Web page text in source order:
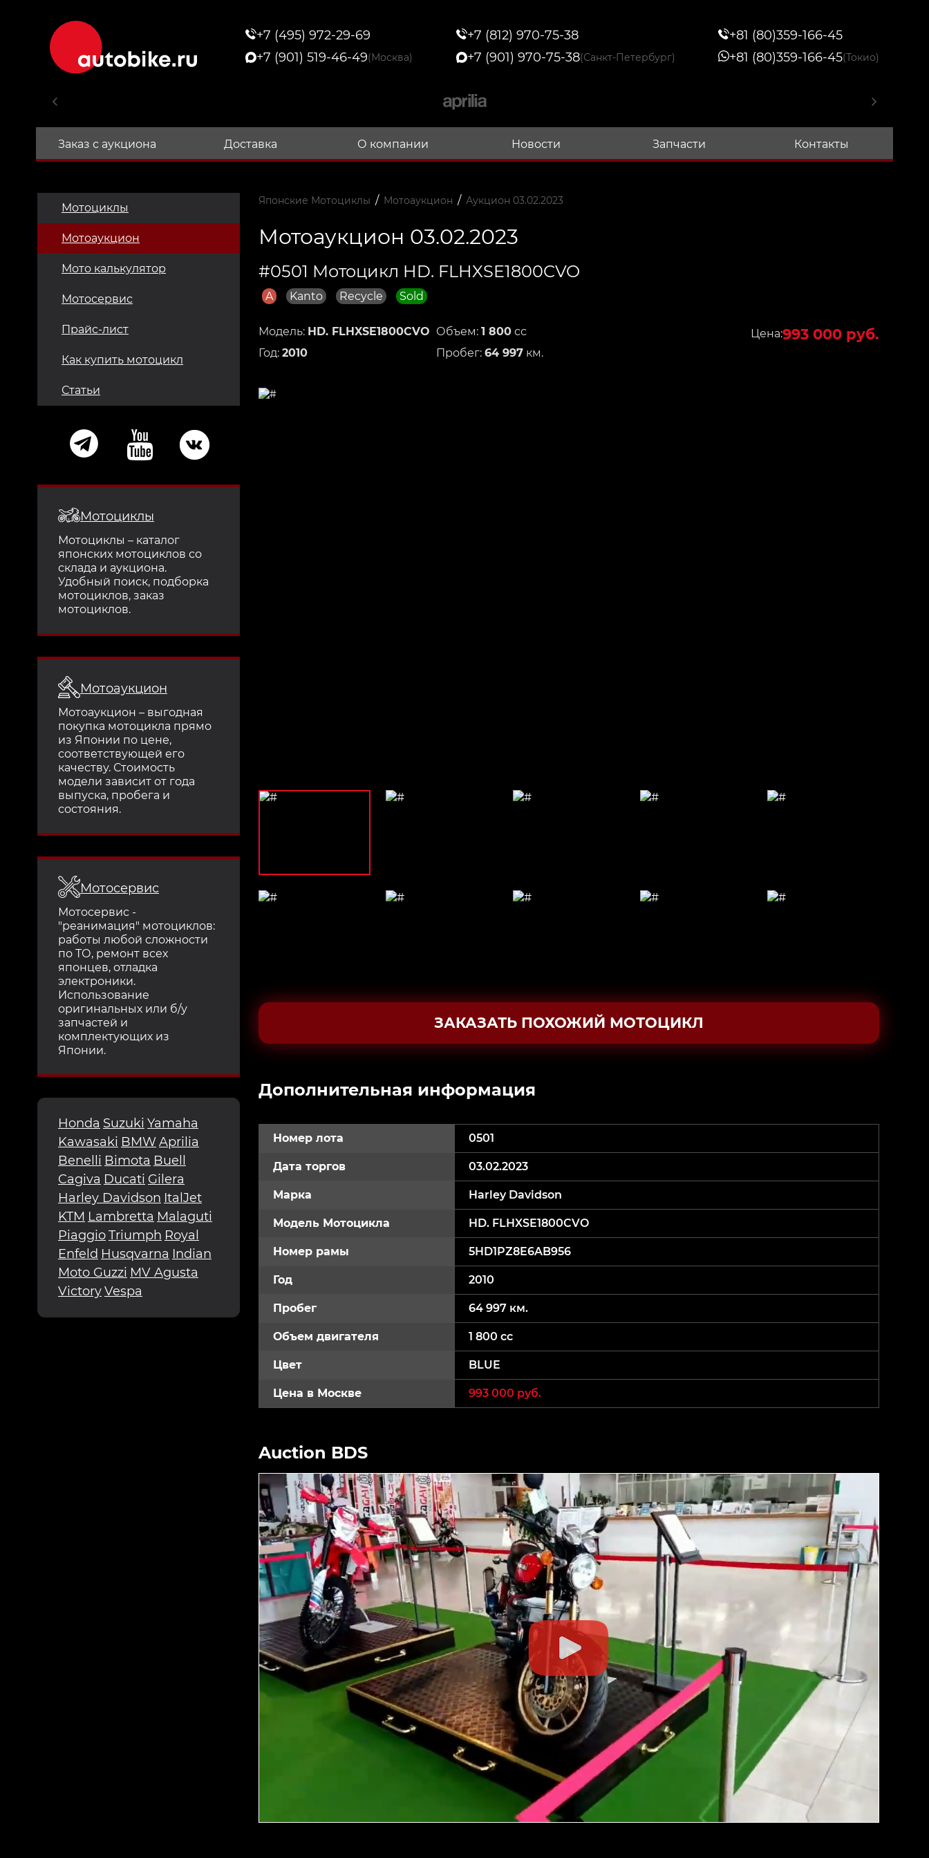
+7 (495) 972-29-69
+7 (901) 519-46-49(Москва)
+7 (812) 970-75-38
+7 (901) 970-75-38(Санкт-Петербург)
+81 (80)359-166-45
+81 (80)359-166-45(Токио)
Заказ с аукциона Доставка О компании Новости Запчасти Контакты
Мотоциклы
Мотоаукцион
Мото калькулятор
Мотосервис
Прайс-лист
Как купить мотоцикл
Статьи
Мотоциклы
Мотоциклы – каталог
японских мотоциклов со
склада и аукциона.
Удобный поиск, подборка
мотоциклов, заказ
мотоциклов.
Мотоаукцион
Мотоаукцион – выгодная
покупка мотоцикла прямо
из Японии по цене,
соответствующей его
качеству. Стоимость
модели зависит от года
выпуска, пробега и
состояния.
Мотосервис
Мотосервис -
"реанимация" мотоциклов:
работы любой сложности
по ТО, ремонт всех
японцев, отладка
электроники.
Использование
оригинальных или б/у
запчастей и
комплектующих из
Японии.
Honda Suzuki Yamaha
Kawasaki BMWAprilia
Benelli Bimota Buell
Cagiva Ducati Gilera
Harley Davidson ItalJet
KTM Lambretta Malaguti
PiaggioTriumph Royal
Enfeld Husqvarna Indian
Moto Guzzi MV Agusta
VictoryVespa
Японские Мотоциклы / Мотоаукцион / Аукцион 03.02.2023
Мотоаукцион 03.02.2023
#0501 Мотоцикл HD. FLHXSE1800CVO
A Kanto Recycle Sold
Модель: HD. FLHXSE1800CVO
Год: 2010
Объем: 1 800 сс
Пробег: 64 997 км.
Цена:993 000 руб.
ЗАКАЗАТЬ ПОХОЖИЙ МОТОЦИКЛ
Дополнительная информация
Номер лота 0501
Дата торгов 03.02.2023
Марка Harley Davidson
Модель Мотоцикла HD. FLHXSE1800CVO
Номер рамы 5HD1PZ8E6AB956
Год 2010
Пробег 64 997 км.
Объем двигателя 1 800 cc
Цвет BLUE
Цена в Москве 993 000 руб.
Auction BDS